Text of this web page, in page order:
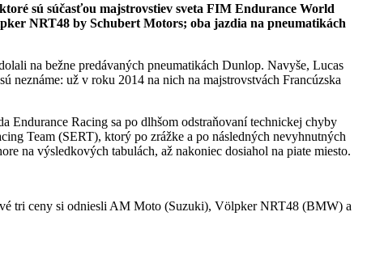
sú súčasťou majstrovstiev sveta FIM Endurance World
NRT48 by Schubert Motors; oba jazdia na pneumatikách
na bežne predávaných pneumatikách Dunlop. Navyše, Lucas
už v roku 2014 na nich na majstrovstvách Francúzska
Endurance Racing sa po dlhšom odstraňovaní technickej chyby
Team (SERT), ktorý po zrážke a po následných nevyhnutných
na výsledkových tabulách, až nakoniec dosiahol na piate miesto.
tri ceny si odniesli AM Moto (Suzuki), Völpker NRT48 (BMW) a